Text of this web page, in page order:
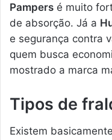
Pampers é muito
de absorção. Já a
e segurança contra
quem busca
mostrado a marca
Tipos de
Existem